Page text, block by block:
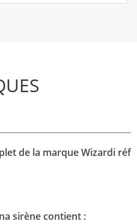
de la marque Wizardi réf
sirène contient :